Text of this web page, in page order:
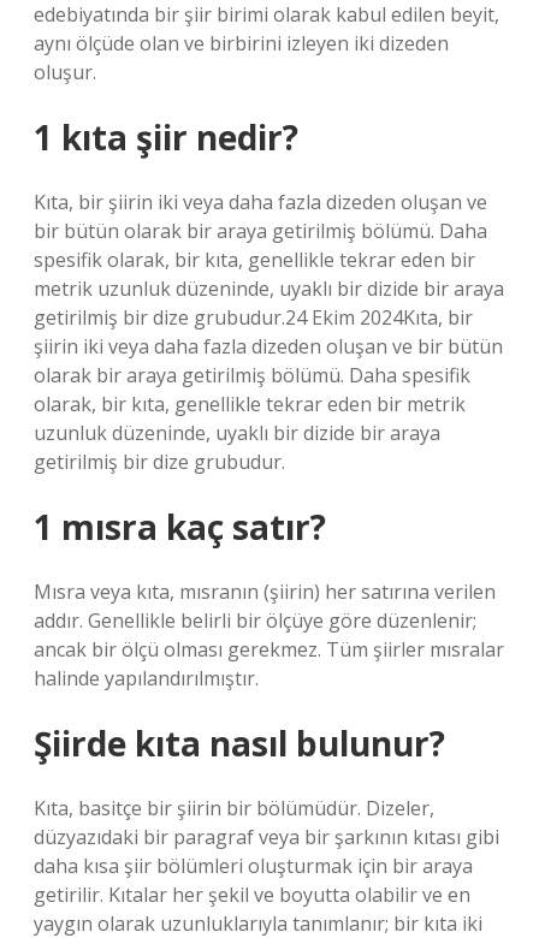
edebiyatında bir şiir birimi olarak kabul edilen beyit,
aynı ölçüde olan ve birbirini izleyen iki dizeden
oluşur.
1 kıta şiir nedir?
Kıta, bir şiirin iki veya daha fazla dizeden oluşan ve
bir bütün olarak bir araya getirilmiş bölümü. Daha
spesifik olarak, bir kıta, genellikle tekrar eden bir
metrik uzunluk düzeninde, uyaklı bir dizide bir araya
getirilmiş bir dize grubudur.24 Ekim 2024Kıta, bir
şiirin iki veya daha fazla dizeden oluşan ve bir bütün
olarak bir araya getirilmiş bölümü. Daha spesifik
olarak, bir kıta, genellikle tekrar eden bir metrik
uzunluk düzeninde, uyaklı bir dizide bir araya
getirilmiş bir dize grubudur.
1 mısra kaç satır?
Mısra veya kıta, mısranın (şiirin) her satırına verilen
addır. Genellikle belirli bir ölçüye göre düzenlenir;
ancak bir ölçü olması gerekmez. Tüm şiirler mısralar
halinde yapılandırılmıştır.
Şiirde kıta nasıl bulunur?
Kıta, basitçe bir şiirin bir bölümüdür. Dizeler,
düzyazıdaki bir paragraf veya bir şarkının kıtası gibi
daha kısa şiir bölümleri oluşturmak için bir araya
getirilir. Kıtalar her şekil ve boyutta olabilir ve en
yaygın olarak uzunluklarıyla tanımlanır; bir kıta iki